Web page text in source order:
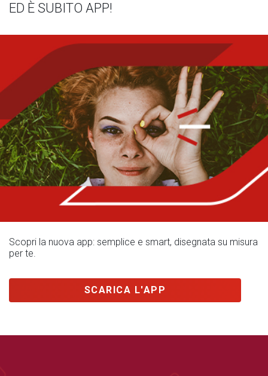
ED È SUBITO APP!
Scopri la nuova app: semplice e smart, disegnata su misura
per te.
SCARICA L'APP